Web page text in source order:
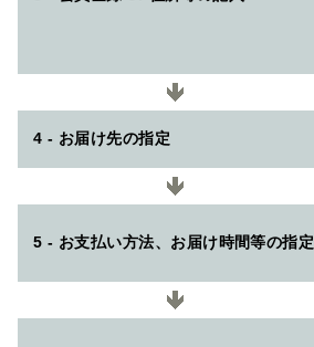
4 - お届け先の指定
5 - お支払い方法、お届け時間等の指定